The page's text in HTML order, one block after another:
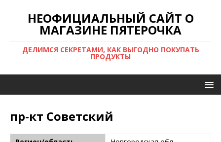
НЕОФИЦИАЛЬНЫЙ САЙТ О
МАГАЗИНЕ ПЯТЕРОЧКА
ДЕЛИМСЯ СЕКРЕТАМИ, КАК ВЫГОДНО ПОКУПАТЬ
ПРОДУКТЫ
пр-кт Советский